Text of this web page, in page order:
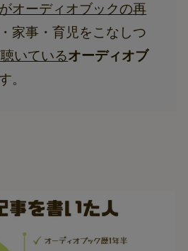
オーディオブックの再
家事・育児をこなしつ
いているオーディオブ
。